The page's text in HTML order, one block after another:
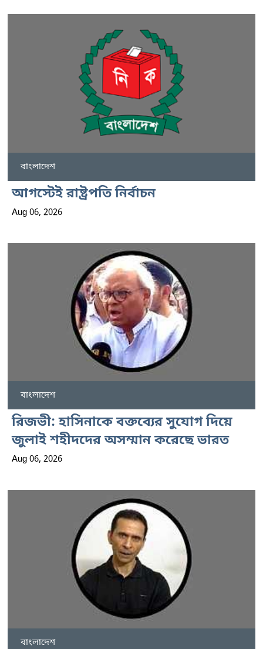
বাংলাদেশ
আগস্টেই রাষ্ট্রপতি নির্বাচন
Aug 06, 2026
বাংলাদেশ
রিজভী: হাসিনাকে বক্তব্যের সুযোগ দিয়ে
জুলাই শহীদদের অসম্মান করেছে ভারত
Aug 06, 2026
বাংলাদেশ